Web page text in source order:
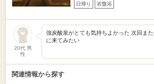
日帰り 岩盤浴
20代 男
性
強炭酸泉がとても気持ちよかった 次回ま
に来てみたい
関連情報から探す